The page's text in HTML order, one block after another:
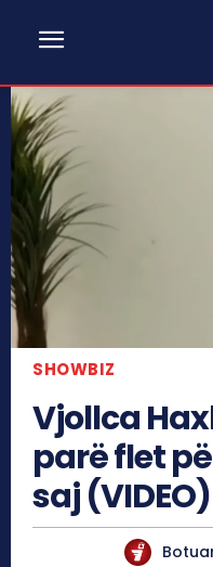
SHOWBIZ
Vjollca
parë flet
saj (VIDEO)